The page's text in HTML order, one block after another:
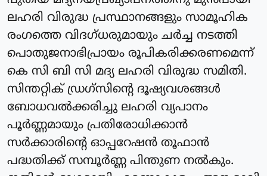
ലഹരി വിരുദ്ധ പ്രസ്ഥാനങ്ങളും സാമൂഹിക
രംഗത്തെ വിദഗ്ധരുമായും ചർച്ച നടത്തി
പൊതുജനാഭിപ്രായം രൂപികരിക്കരണമെന്ന്
കെ സി ബി സി മദ്യ ലഹരി വിരുദ്ധ സമിതി.
സിന്തറ്റിക് ഡ്രഗ്സിൻ്റെ ദൂഷ്യവശങ്ങൾ
ബോധവൽക്കരിച്ചു ലഹരി വ്യപാനം
പൂർണ്ണമായും പ്രതിരോധിക്കാൻ
സർക്കാരിൻ്റെ ഓപ്പറേഷൻ തൂഫാൻ
പദ്ധതിക്ക് സമ്പൂർണ്ണ പിന്തുണ നൽകും.